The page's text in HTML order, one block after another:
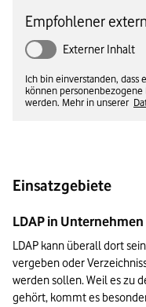
Empfohlener
Externer Inhalt
Ich bin einverstanden, dass
können
werden. Mehr in unserer
Einsatzgebiete
LDAP in Unternehmen
LDAP kann überall dort
vergeben oder
werden sollen. Weil es zu
gehört, kommt es